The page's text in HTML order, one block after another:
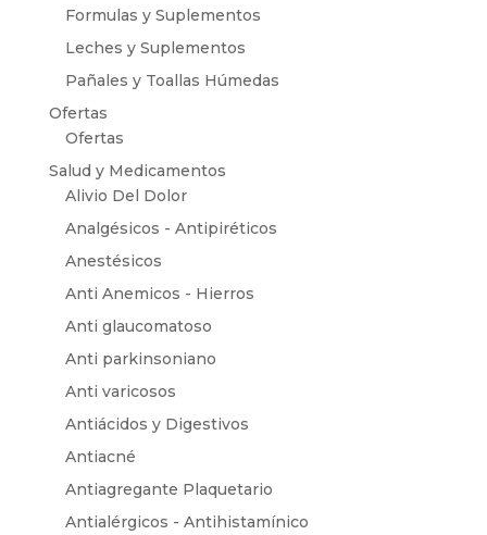
Formulas y Suplementos
Leches y Suplementos
Pañales y Toallas Húmedas
Ofertas
Ofertas
Salud y Medicamentos
Alivio Del Dolor
Analgésicos - Antipiréticos
Anestésicos
Anti Anemicos - Hierros
Anti glaucomatoso
Anti parkinsoniano
Anti varicosos
Antiácidos y Digestivos
Antiacné
Antiagregante Plaquetario
Antialérgicos - Antihistamínico